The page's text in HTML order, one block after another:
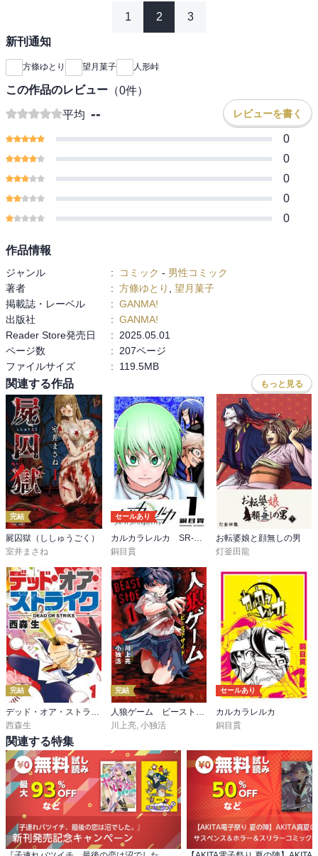
1 2 3
新刊通知
方條ゆとり 望月菓子 人形峠
この作品のレビュー （0件）
平均 -- レビューを書く
0
0
0
0
0
作品情報
ジャンル : コミック - 男性コミック
著者
: 方條ゆとり
望月菓子
掲載誌・レーベル
: GANMA!
出版社
: GANMA!
Reader Store発売日
:
2025.05.01
ページ数
:
207ページ
ファイルサイズ
: 119.5MB
関連する作品 もっと見る
完結
屍囚獄（ししゅうごく）
室井まさね
セールあり
カルカラレルカ SR-H Prosperity
銅目貫
お転婆娘と顔無しの男
灯釜田龍
完結
西森生
完結
川上亮 小独活
セールあり
カルカラレルカ
銅目貫
関連する特集